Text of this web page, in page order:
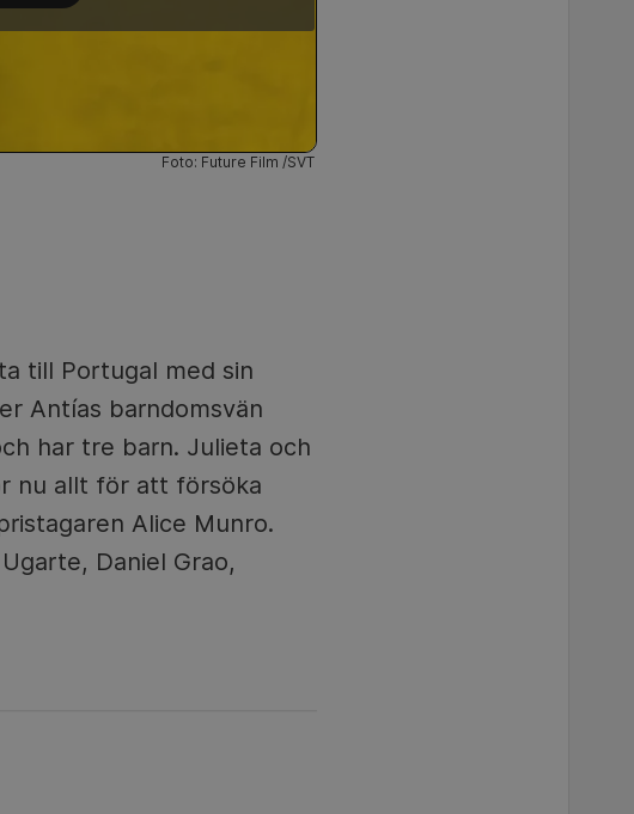
till Portugal med sin
Antías barndomsvän
har tre barn. Julieta och
nu allt för att försöka
Alice Munro.
Daniel Grao,
Foto: Future Film /SVT